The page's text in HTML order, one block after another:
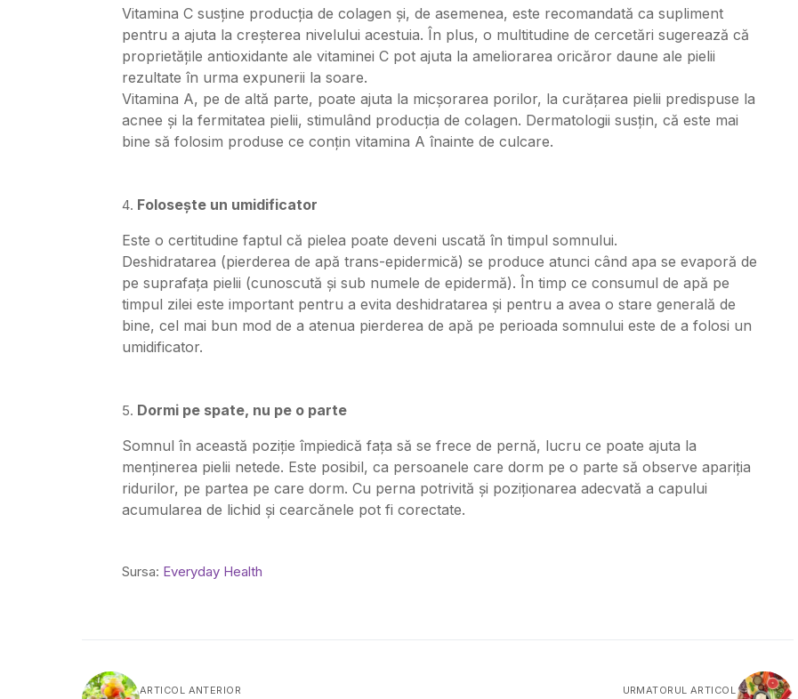
Vitamina C susține producția de colagen și, de asemenea, este recomandată ca supliment
pentru a ajuta la creșterea nivelului acestuia. În plus, o multitudine de cercetări sugerează că
proprietățile antioxidante ale vitaminei C pot ajuta la ameliorarea oricăror daune ale pielii
rezultate în urma expunerii la soare.
Vitamina A, pe de altă parte, poate ajuta la micșorarea porilor, la curățarea pielii predispuse la
acnee și la fermitatea pielii, stimulând producția de colagen. Dermatologii susțin, că este mai
bine să folosim produse ce conțin vitamina A înainte de culcare.
Folosește un umidificator
Este o certitudine faptul că pielea poate deveni uscată în timpul somnului.
Deshidratarea (pierderea de apă trans-epidermică) se produce atunci când apa se evaporă de
pe suprafața pielii (cunoscută și sub numele de epidermă). În timp ce consumul de apă pe
timpul zilei este important pentru a evita deshidratarea și pentru a avea o stare generală de
bine, cel mai bun mod de a atenua pierderea de apă pe perioada somnului este de a folosi un
umidificator.
Dormi pe spate, nu pe o parte
Somnul în această poziție împiedică fața să se frece de pernă, lucru ce poate ajuta la
menținerea pielii netede. Este posibil, ca persoanele care dorm pe o parte să observe apariția
ridurilor, pe partea pe care dorm. Cu perna potrivită și poziționarea adecvată a capului
acumularea de lichid și cearcănele pot fi corectate.
Sursa: Everyday Health
ARTICOL ANTERIOR URMATORUL ARTICOL